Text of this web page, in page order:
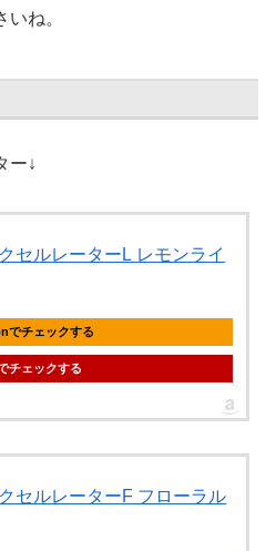
ね。
ー↓
セルレーターL レモンライ
でチェックする
チェックする
セルレーターF フローラル